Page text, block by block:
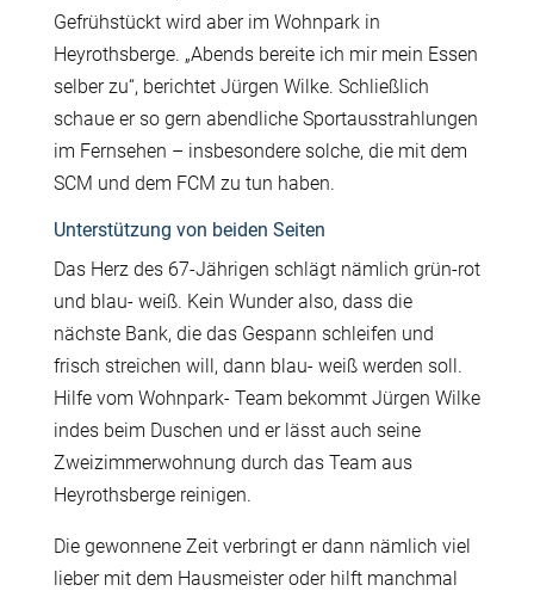
Gefrühstückt wird aber im Wohnpark in
Heyrothsberge. „Abends bereite ich mir mein Essen
selber zu“, berichtet Jürgen Wilke. Schließlich
schaue er so gern abendliche Sportausstrahlungen
im Fernsehen – insbesondere solche, die mit dem
SCM und dem FCM zu tun haben.
Unterstützung von beiden Seiten
Das Herz des 67-Jährigen schlägt nämlich grün-rot
und blau- weiß. Kein Wunder also, dass die
nächste Bank, die das Gespann schleifen und
frisch streichen will, dann blau- weiß werden soll.
Hilfe vom Wohnpark- Team bekommt Jürgen Wilke
indes beim Duschen und er lässt auch seine
Zweizimmerwohnung durch das Team aus
Heyrothsberge reinigen.
Die gewonnene Zeit verbringt er dann nämlich viel
lieber mit dem Hausmeister oder hilft manchmal